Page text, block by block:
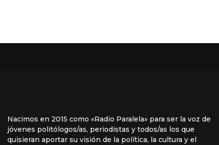
Nacimos en 2015 como «Radio Paralela» para ser la voz de
jóvenes politólogos/as, periodistas y todos/as los que
quisieran aportar su visión de la política, la cultura y el